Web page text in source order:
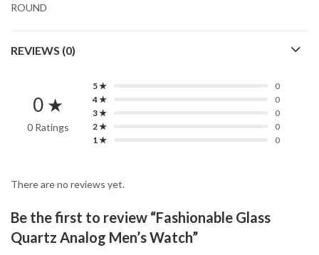
ROUND
REVIEWS (0)
0 ★
0 Ratings
5 ★
0
4 ★
0
3 ★
0
2 ★
0
1 ★
0
There are no reviews yet.
Be the first to review “Fashionable Glass
Quartz Analog Men’s Watch”